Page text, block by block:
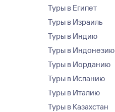
Туры в Египет
Туры в Израиль
Туры в Индию
Туры в Индонезию
Туры в Иорданию
Туры в Испанию
Туры в Италию
Туры в Казахстан